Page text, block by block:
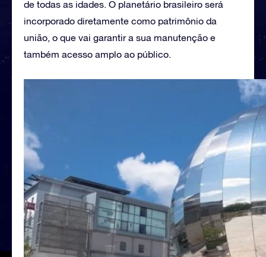
de todas as idades. O planetário brasileiro será
incorporado diretamente como patrimônio da
união, o que vai garantir a sua manutenção e
também acesso amplo ao público.